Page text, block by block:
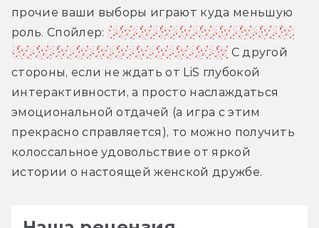
прочие ваши выборы играют куда меньшую
роль. Спойлер: сам пожертвовал Хлоей, и не
понимаю тех, кто поступил иначе. С другой
стороны, если не ждать от LiS глубокой
интерактивности, а просто наслаждаться
эмоциональной отдачей (а игра с этим
прекрасно справляется), то можно получить
колоссальное удовольствие от яркой
истории о настоящей женской дружбе.